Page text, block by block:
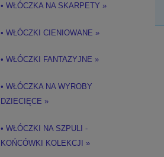
• WŁÓCZKA NA SKARPETY »
• WŁÓCZKI CIENIOWANE »
• WŁÓCZKI FANTAZYJNE »
• WŁÓCZKA NA WYROBY
DZIECIĘCE »
• WŁÓCZKI NA SZPULI -
KOŃCÓWKI KOLEKCJI »